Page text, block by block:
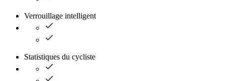
Verrouillage intelligent
Statistiques du cycliste